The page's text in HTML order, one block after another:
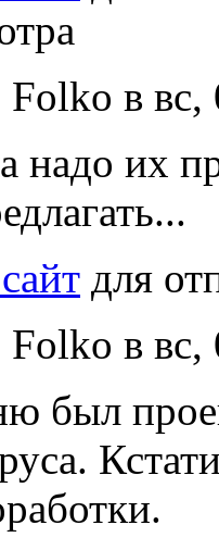
в
надо их
для
в
был